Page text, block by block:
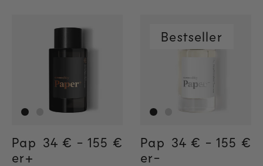
Pap
er+
Regular price
34 € - 155 €
Regular price
155€
Regular price
34€
Bestseller
Pap
er-
Regular price
34 € - 155 €
155€
34€